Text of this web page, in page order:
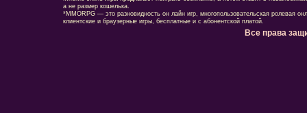
а не размер кошелька.
*MMORPG — это разновидность он лайн игр, многопользовательская ролевая
клиентские и браузерные игры, бесплатные и с абонентской платой.
Все права